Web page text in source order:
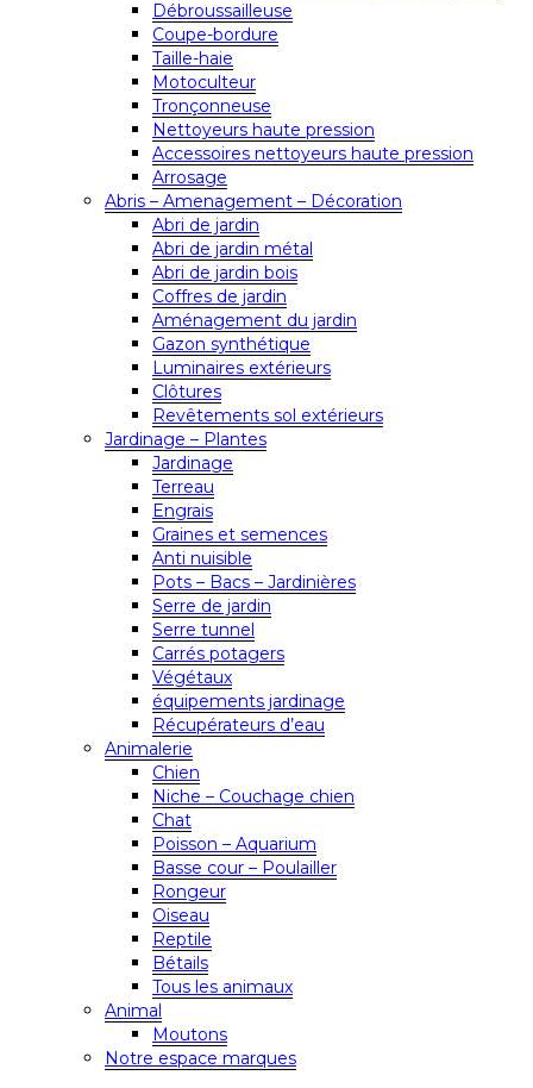
Débroussailleuse
Coupe-bordure
Taille-haie
Motoculteur
Tronçonneuse
Nettoyeurs haute pression
Accessoires nettoyeurs haute pression
Arrosage
Abris – Amenagement – Décoration
Abri de jardin
Abri de jardin métal
Abri de jardin bois
Coffres de jardin
Aménagement du jardin
Gazon synthétique
Luminaires extérieurs
Clôtures
Revêtements sol extérieurs
Jardinage – Plantes
Jardinage
Terreau
Engrais
Graines et semences
Anti nuisible
Pots – Bacs – Jardinières
Serre de jardin
Serre tunnel
Carrés potagers
Végétaux
équipements jardinage
Récupérateurs d’eau
Animalerie
Chien
Niche – Couchage chien
Chat
Poisson – Aquarium
Basse cour – Poulailler
Rongeur
Oiseau
Reptile
Bétails
Tous les animaux
Animal
Moutons
Notre espace marques